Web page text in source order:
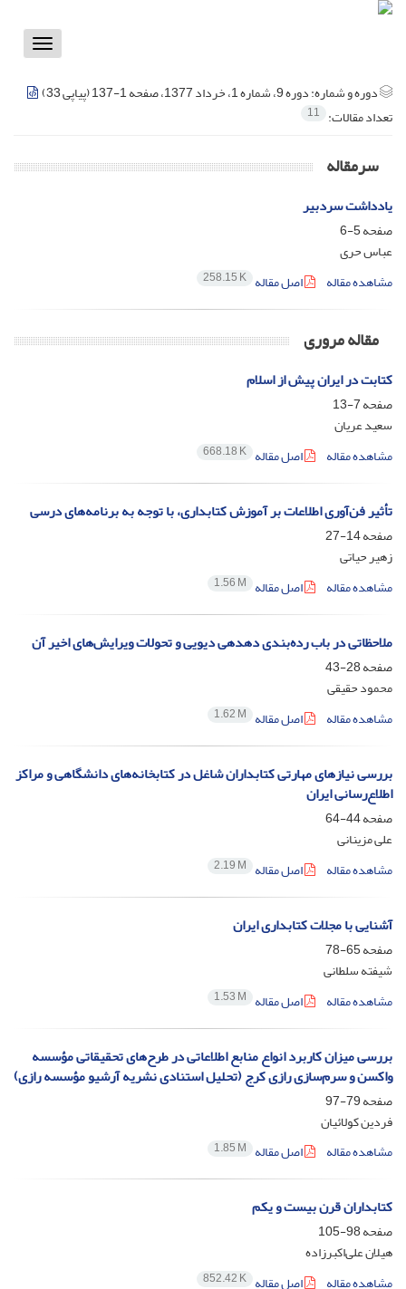
Toggle
دوره و شماره:دوره 9، شماره 1، خرداد 1377، صفحه 1-137 (پیاپی 33)
تعداد مقالات: 11
سرمقاله
یادداشت سردبیر
صفحه5-6
عباس حری
مشاهده مقاله
اصل مقاله 258.15 K
مقاله مروری
کتابت در ایران پیش از اسلام
صفحه7-13
سعید عریان
مشاهده مقاله
اصل مقاله 668.18 K
تأثیر فن‌آوری اطلاعات بر آموزش کتابداری، با توجه به برنامه‌های درسی
صفحه14-27
زهیر حیاتی
مشاهده مقاله
اصل مقاله 1.56 M
ملاحظاتی در باب رده‌بندی دهدهی دیویی و تحولات ویرایش‌های اخیر آن
صفحه28-43
محمود حقیقی
مشاهده مقاله
اصل مقاله 1.62 M
بررسی نیازهای مهارتی کتابداران شاغل در کتابخانه‌های دانشگاهی و مراکز
اطلاع‌رسانی ایران
صفحه44-64
علی مزینانی
مشاهده مقاله
اصل مقاله 2.19 M
آشنایی با مجلات کتابداری ایران
صفحه65-78
شیفته سلطانی
مشاهده مقاله
اصل مقاله 1.53 M
بررسی میزان کاربرد انواع منابع اطلاعاتی در طرح‌های تحقیقاتی مؤسسه
واکسن و سرم‌سازی رازی کرج (تحلیل استنادی نشریه آرشیو مؤسسه رازی)
صفحه79-97
فردین کولائیان
مشاهده مقاله
اصل مقاله 1.85 M
کتابداران قرن بیست و یکم
صفحه98-105
هیلان علی‌اکبرزاده
مشاهده مقاله
اصل مقاله 852.42 K